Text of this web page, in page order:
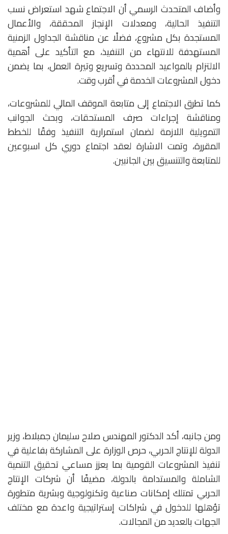
وأضاف المتحدث الرسمي أن الاجتماع شهد استعراض نسب
التنفيذ الحالية، ومعدلات الإنجاز المحققة، والأعمال
المستجدة بكل مشروع، فضلًا عن مناقشة الجداول الزمنية
المستهدفة للانتهاء من التنفيذ، مع التأكيد على أهمية
الالتزام بالمواعيد المحددة وتسريع وتيرة العمل، بما يضمن
دخول المشروعات الخدمة في أقرب وقت.
كما تطرق الاجتماع إلى متابعة الموقف المالي للمشروعات،
ومناقشة إجراءات صرف المستحقات، وبحث الجوانب
التمويلية اللازمة لضمان استمرارية التنفيذ وفقًا للخطط
المقررة، وتمت الاشارة لعقد اجتماع دوري كل اسبوعين
للمتابعة والتنسيق بين الجانبين.
ومن جانبه، أكد الدكتور المهندس صلاح سليمان جمبلاط، وزير
الدولة للإنتاج الحربي، حرص الوزارة على المشاركة بفاعلية في
تنفيذ المشروعات القومية بما يعزز مساعي تحقيق التنمية
الشاملة والمستدامة بالدولة، مضيفًا أن شركات الإنتاج
الحربي تمتلك إمكانات صناعية وتكنولوجية وبشرية متطورة
تؤهلها للدخول في شراكات إستراتيجية واعدة مع مختلف
الجهات بالعديد من المجالات.